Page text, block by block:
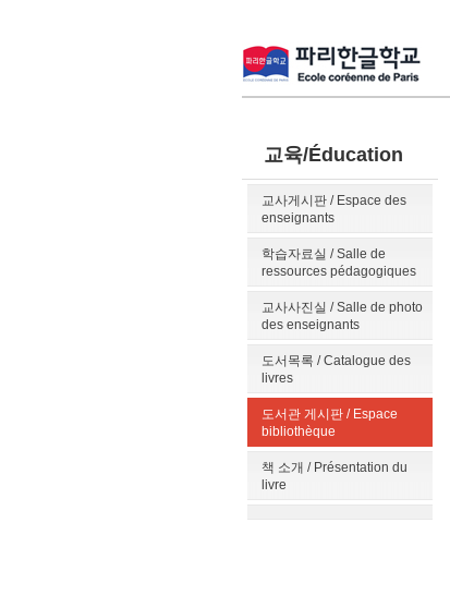
교육/Éducation
교사게시판 / Espace des
enseignants
학습자료실 / Salle de
ressources pédagogiques
교사사진실 / Salle de photo
des enseignants
도서목록 / Catalogue des
livres
도서관 게시판 / Espace
bibliothèque
책 소개 / Présentation du
livre